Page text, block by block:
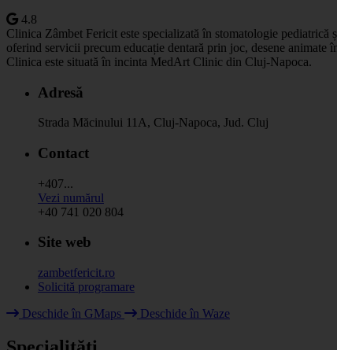
4.8
Clinica Zâmbet Fericit este specializată în stomatologie
oferind servicii precum educație dentară prin joc, desene animate
Clinica este situată în incinta MedArt Clinic din Cluj-Napoca.
Adresă
Strada Măcinului 11A, Cluj-Napoca, Jud. Cluj
Contact
+407...
Vezi numărul
+40 741 020 804
Site web
zambetfericit.ro
Solicită programare
Deschide în GMaps
Deschide în Waze